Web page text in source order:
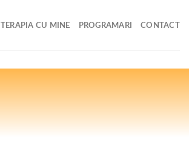
TERAPIA CU MINE PROGRAMARI CONTACT